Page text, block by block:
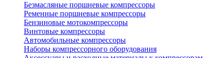
Безмасляные поршневые компрессоры
Ременные поршневые компрессоры
Бензиновые мотокомпрессоры
Винтовые компрессоры
Автомобильные компрессоры
Наборы компрессорного оборудования